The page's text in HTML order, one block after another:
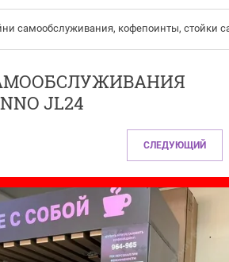
самообслуживания, кофепоинты, стойки
JL24
СЛЕДУЮЩИЙ